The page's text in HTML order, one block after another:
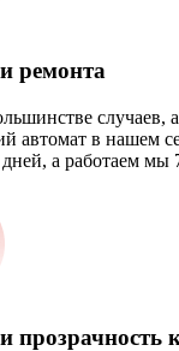
ремонта
случаев,
автомат в нашем
а работаем мы
прозрачность